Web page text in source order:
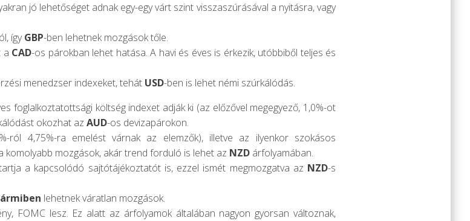
jó lehetőséget adnak egy-egy várt szint visszaszúrásával a nyitásra, vagy
ígyGBP-ben lehetnek mozgások tőle.
a CAD-os párokban lehet hatása. A havi és éves is érkezik, utóbbiből teljes és
menedzser indexeket, tehát USD-ben is lehet némi szúrkálódás.
foglalkoztatottsági költség indexet adják ki (az előzővel megegyező, 1,0%-ot
okozhat az AUD-os devizapárokon.
ról 4,75%-ra emelést várnak az elemzők), illetve az ilyenkor szokásos
komolyabb mozgások, akár trend forduló is lehet az NZD árfolyamában.
a kapcsolódó sajtótájékoztatót is, ezzel ismét megmozgatva az NZD-s
lehetnek váratlan mozgások.
FOMC lesz. Ez alatt az árfolyamok általában nagyon gyorsan változnak,